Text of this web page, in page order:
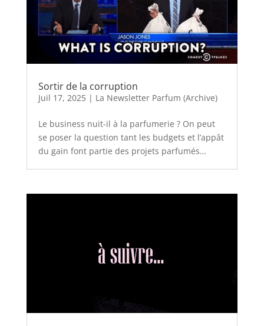
Sortir de la corruption
Juil 17, 2025| La Newsletter Parfum (Archive)
Le business nuit-il à la parfumerie ? On peut
se poser la question tant les budgets et l’appât
du gain font partie des projets parfumés…